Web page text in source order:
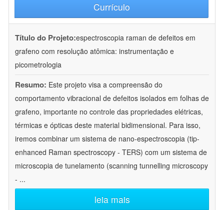
Currículo
Título do Projeto:espectroscopia raman de defeitos em
grafeno com resolução atômica: instrumentação e
picometrologia
Resumo: Este projeto visa a compreensão do
comportamento vibracional de defeitos isolados em folhas de
grafeno, importante no controle das propriedades elétricas,
térmicas e ópticas deste material bidimensional. Para isso,
iremos combinar um sistema de nano-espectroscopia (tip-
enhanced Raman spectroscopy - TERS) com um sistema de
microscopia de tunelamento (scanning tunnelling microscopy
- ...
leia mais